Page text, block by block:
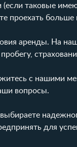
таковые
проехать
аренды. На
с нашими
вопросы.
для